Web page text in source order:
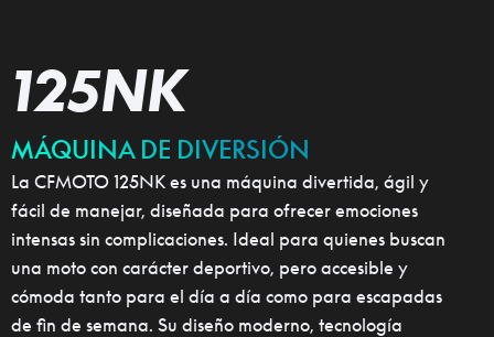
125NK
MÁQUINA DE DIVERSIÓN
La CFMOTO 125NK es una máquina divertida, ágil y
fácil de manejar, diseñada para ofrecer emociones
intensas sin complicaciones. Ideal para quienes buscan
una moto con carácter deportivo, pero accesible y
cómoda tanto para el día a día como para escapadas
de fin de semana. Su diseño moderno, tecnología